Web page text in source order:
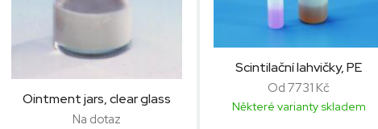
Ointment jars, clear glass
Na dotaz
Scintilační lahvičky, PE
Od 7731 Kč
Některé varianty skladem